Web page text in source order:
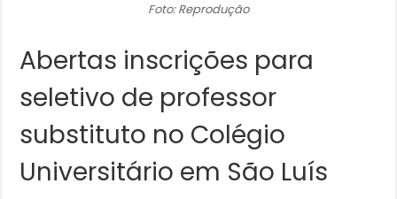
Foto: Reprodução
Abertas inscrições para
seletivo de professor
substituto no Colégio
Universitário em São Luís